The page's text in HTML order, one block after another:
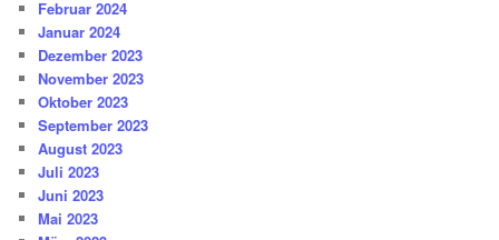
Februar 2024
Januar 2024
Dezember 2023
November 2023
Oktober 2023
September 2023
August 2023
Juli 2023
Juni 2023
Mai 2023